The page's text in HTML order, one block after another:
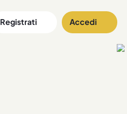
Registrati Accedi